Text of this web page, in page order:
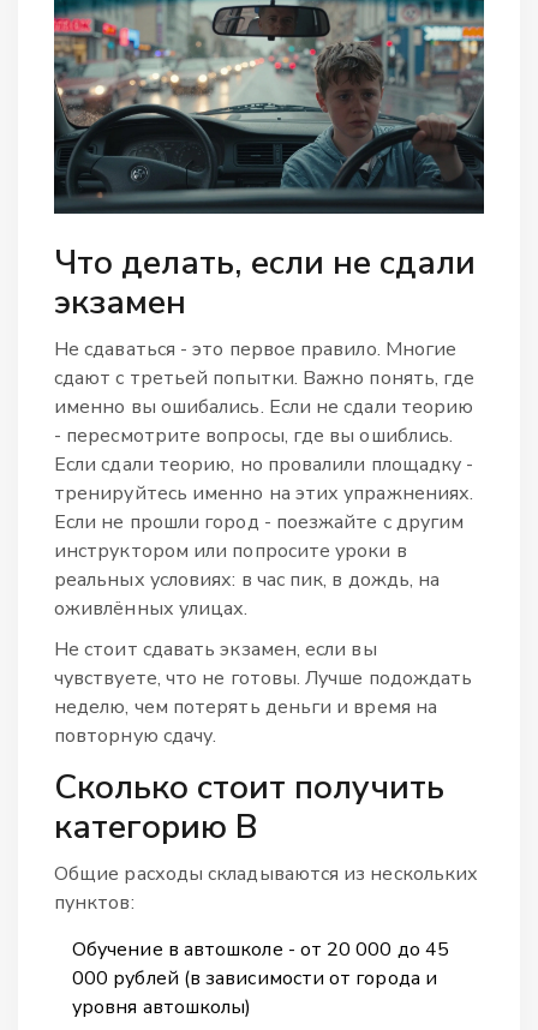
Что делать, если не сдали
экзамен
Не сдаваться - это первое правило. Многие
сдают с третьей попытки. Важно понять, где
именно вы ошибались. Если не сдали теорию
- пересмотрите вопросы, где вы ошиблись.
Если сдали теорию, но провалили площадку -
тренируйтесь именно на этих упражнениях.
Если не прошли город - поезжайте с другим
инструктором или попросите уроки в
реальных условиях: в час пик, в дождь, на
оживлённых улицах.
Не стоит сдавать экзамен, если вы
чувствуете, что не готовы. Лучше подождать
неделю, чем потерять деньги и время на
повторную сдачу.
Сколько стоит получить
категорию В
Общие расходы складываются из нескольких
пунктов:
Обучение в автошколе - от 20 000 до 45
000 рублей (в зависимости от города и
уровня автошколы)